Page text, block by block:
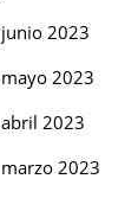
junio 2023
mayo 2023
abril 2023
marzo 2023